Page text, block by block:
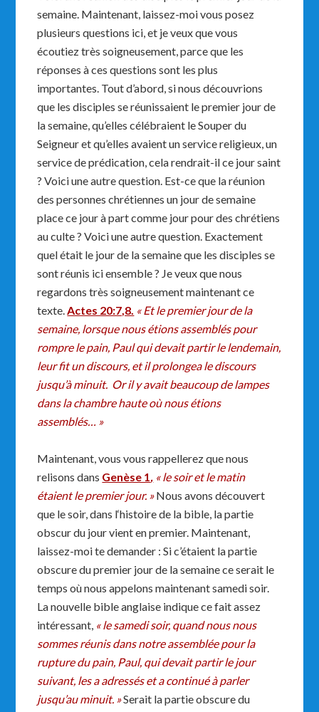
semaine. Maintenant, laissez-moi vous posez
plusieurs questions ici, et je veux que vous
écoutiez très soigneusement, parce que les
réponses à ces questions sont les plus
importantes. Tout d’abord, si nous découvrions
que les disciples se réunissaient le premier jour de
la semaine, qu’elles célébraient le Souper du
Seigneur et qu’elles avaient un service religieux, un
service de prédication, cela rendrait-il ce jour saint
? Voici une autre question. Est-ce que la réunion
des personnes chrétiennes un jour de semaine
place ce jour à part comme jour pour des chrétiens
au culte ? Voici une autre question. Exactement
quel était le jour de la semaine que les disciples se
sont réunis ici ensemble ? Je veux que nous
regardons très soigneusement maintenant ce
texte.Actes 20:7,8. « Et le premier jour de la
semaine, lorsque nous étions assemblés pour
rompre le pain, Paul qui devait partir le lendemain,
leur fit un discours, et il prolongea le discours
jusqu’à minuit. Or il y avait beaucoup de lampes
dans la chambre haute où nous étions
assemblés… »
Maintenant, vous vous rappellerez que nous
relisons dans Genèse 1, « le soir et le matin
étaient le premier jour. »Nous avons découvert
que le soir, dans l‘histoire de la bible, la partie
obscur du jour vient en premier. Maintenant,
laissez-moi te demander : Si c’étaient la partie
obscure du premier jour de la semaine ce serait le
temps où nous appelons maintenant samedi soir.
La nouvelle bible anglaise indique ce fait assez
intéressant, « le samedi soir, quand nous nous
sommes réunis dans notre assemblée pour la
rupture du pain, Paul, qui devait partir le jour
suivant, les a adressés et a continué à parler
jusqu’au minuit. »Serait la partie obscure du